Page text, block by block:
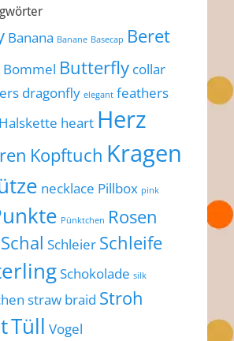
Banana Banane Basecap Beret
Bommel Butterfly collar
dragonfly elegant feathers
Halskette heart Herz
Kopftuch Kragen
necklace Pillbox pink
Pünktchen Rosen
Schal Schleier Schleife
Schokolade silk
straw braid Stroh
Tüll Vogel